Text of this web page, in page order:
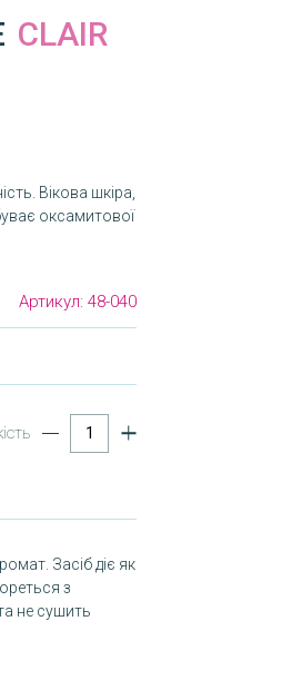
CLAIR
Вікова шкіра,
оксамитової
Артикул: 48-040
Засіб діє як
з
не сушить